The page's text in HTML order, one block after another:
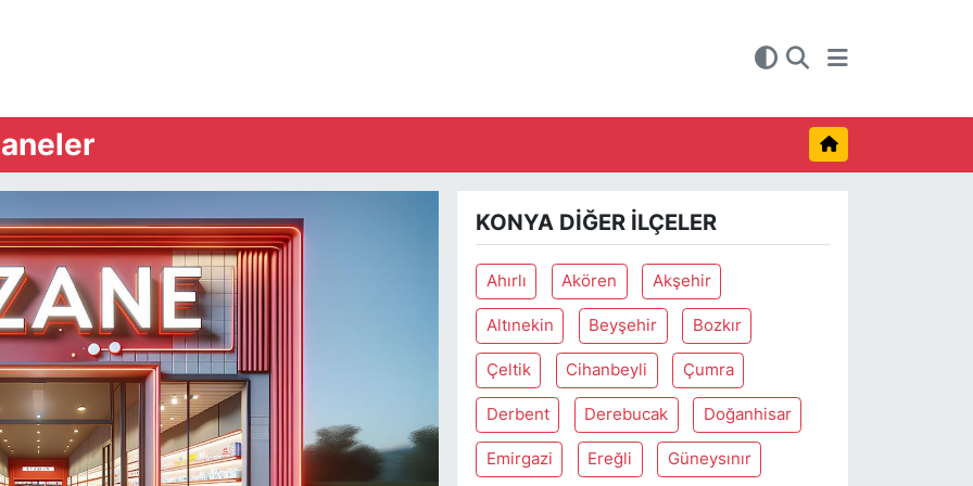
KONYA DIĞER İLÇELER
Ahırlı Akören Akşehir
Altınekin Beyşehir Bozkır
Çeltik Cihanbeyli Çumra
Derbent Derebucak Doğanhisar
Emirgazi Ereğli Güneysınır